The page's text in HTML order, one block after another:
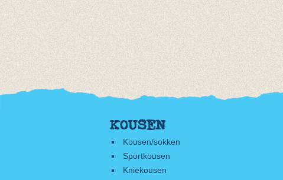
KOUSEN
Kousen/sokken
Sportkousen
Kniekousen